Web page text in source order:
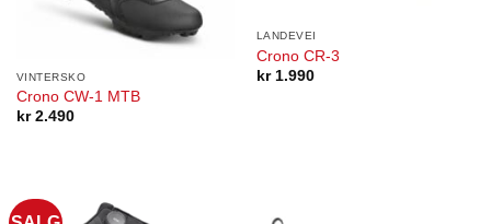
VINTERSKO
Crono CW-1 MTB
kr2.490
LANDEVEI
Crono CR-3
kr1.990